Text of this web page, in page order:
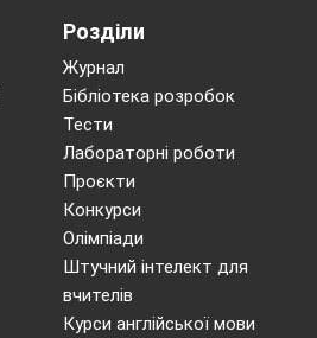
Розділи
Журнал
Бібліотека розробок
Тести
Лабораторні роботи
Проєкти
Конкурси
Олімпіади
Штучний інтелект для
вчителів
Курси англійської мови